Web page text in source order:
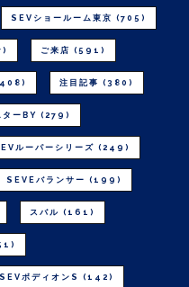
SEVショールーム東京 (705)
ご来店 (591)
注目記事 (380)
ターBY (279)
ルーパーシリーズ (249)
SEVEバランサー (199)
スバル (161)
SEVボディオンS (142)